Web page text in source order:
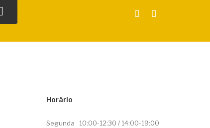
Horário
Segunda
10:00-12:30 / 14:00-19:00